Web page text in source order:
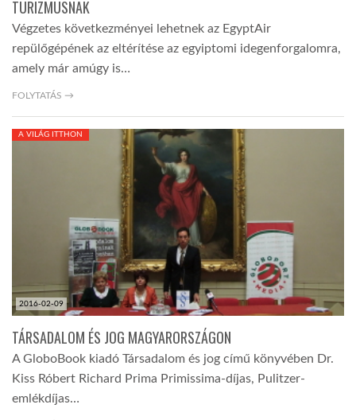
TURIZMUSNAK
Végzetes következményei lehetnek az EgyptAir
repülőgépének az eltérítése az egyiptomi idegenforgalomra,
amely már amúgy is…
FOLYTATÁS →
2016-02-09
A VILÁG ITTHON
TÁRSADALOM ÉS JOG MAGYARORSZÁGON
A GloboBook kiadó Társadalom és jog című könyvében Dr.
Kiss Róbert Richard Prima Primissima-díjas, Pulitzer-
emlékdíjas…